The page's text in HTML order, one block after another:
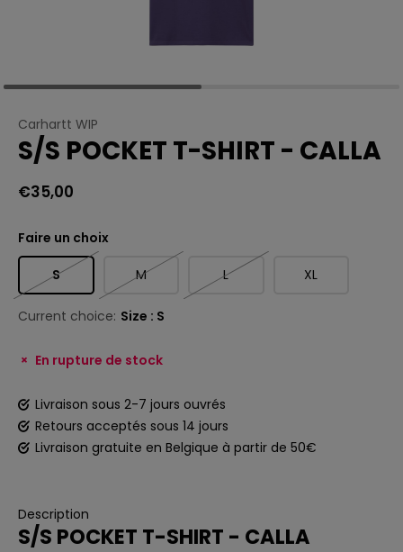
Carhartt WIP
S/S POCKET T-SHIRT - CALLA
€35,00
Faire un choix
S M L XL
Current choice: Size : S
En rupture de stock
Livraison sous 2-7 jours ouvrés
Retours acceptés sous 14 jours
Livraison gratuite en Belgique à partir de 50€
Description
S/S POCKET T-SHIRT - CALLA